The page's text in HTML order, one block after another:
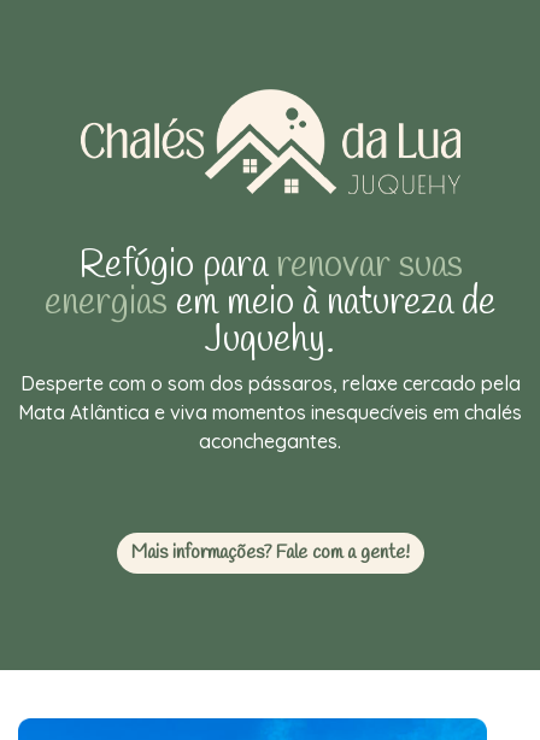
Refúgio pararenovar suas
energias em meio à natureza de
Juquehy.
Desperte com o som dos pássaros, relaxe cercado pela
Mata Atlântica e viva momentos inesquecíveis em chalés
aconchegantes.
Mais informações? Fale com a gente!